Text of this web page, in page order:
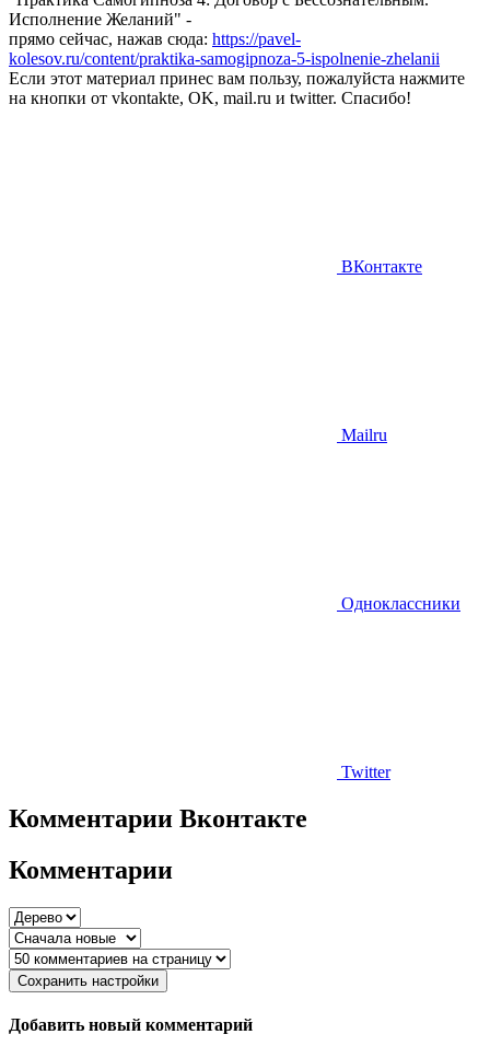
Исполнение Желаний" -
прямо сейчас, нажав сюда: https://pavel-
kolesov.ru/content/praktika-samogipnoza-5-ispolnenie-zhelanii
Если этот материал принес вам пользу, пожалуйста нажмите
на кнопки от vkontakte, OK, mail.ru и twitter. Спасибо!
ВКонтакте
Mailru
Одноклассники
Twitter
Комментарии Вконтакте
Комментарии
Сохранить настройки
Добавить новый комментарий